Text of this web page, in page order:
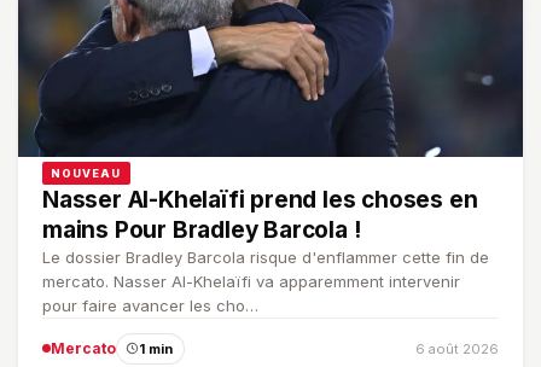
NOUVEAU
Nasser Al-Khelaïfi prend les choses en
mains Pour Bradley Barcola !
Le dossier Bradley Barcola risque d'enflammer cette fin de
mercato. Nasser Al-Khelaïfi va apparemment intervenir
pour faire avancer les cho…
Mercato 1 min 6 août 2026